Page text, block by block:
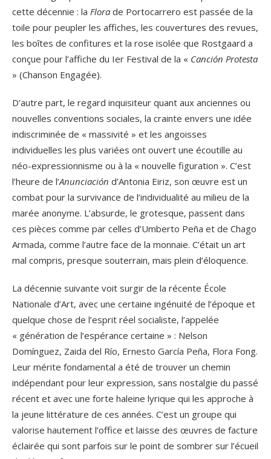
cette décennie : la Flora de Portocarrero est passée de la
toile pour peupler les affiches, les couvertures des revues,
les boîtes de confitures et la rose isolée que Rostgaard a
conçue pour l’affiche du Ier Festival de la « Canción Protesta
» (Chanson Engagée).
D’autre part, le regard inquisiteur quant aux anciennes ou
nouvelles conventions sociales, la crainte envers une idée
indiscriminée de « massivité » et les angoisses
individuelles les plus variées ont ouvert une écoutille au
néo-expressionnisme ou à la « nouvelle figuration ». C’est
l’heure de l’Anunciación d’Antonia Eiriz, son œuvre est un
combat pour la survivance de l’individualité au milieu de la
marée anonyme. L’absurde, le grotesque, passent dans
ces pièces comme par celles d’Umberto Peña et de Chago
Armada, comme l’autre face de la monnaie. C’était un art
mal compris, presque souterrain, mais plein d’éloquence.
La décennie suivante voit surgir de la récente École
Nationale d’Art, avec une certaine ingénuité de l’époque et
quelque chose de l’esprit réel socialiste, l’appelée
« génération de l’espérance certaine » : Nelson
Domínguez, Zaida del Río, Ernesto García Peña, Flora Fong.
Leur mérite fondamental a été de trouver un chemin
indépendant pour leur expression, sans nostalgie du passé
récent et avec une forte haleine lyrique qui les approche à
la jeune littérature de ces années. C’est un groupe qui
valorise hautement l’office et laisse des œuvres de facture
éclairée qui sont parfois sur le point de sombrer sur l’écueil